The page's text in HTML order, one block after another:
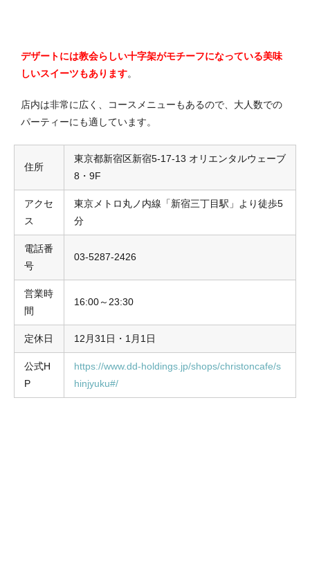
デザートには教会らしい十字架がモチーフになっている美味
しいスイーツもあります。
店内は非常に広く、コースメニューもあるので、大人数での
パーティーにも適しています。
住所
東京都新宿区新宿5-17-13 オリエンタルウェーブ
8・9F
アクセ
ス
東京メトロ丸ノ内線「新宿三丁目駅」より徒歩5
分
電話番
号
03-5287-2426
営業時
間
16:00～23:30
定休日 12月31日・1月1日
公式H
P
https://www.dd-holdings.jp/shops/christoncafe/s
hinjyuku#/